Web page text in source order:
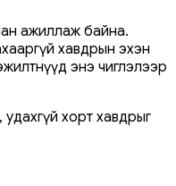
ажиллаж байна.
хавдрын эхэн
энэ чиглэлээр
хорт хавдрыг